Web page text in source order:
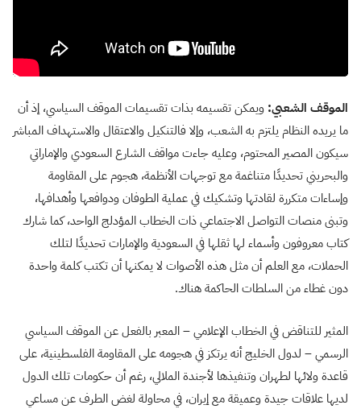
الموقف الشعبي: ويمكن تقسيمه بذات تقسيمات الموقف السياسي، إذ أن
ما يريده النظام يلتزم به الشعب، وإلا فالتنكيل والاعتقال والاستهداف المباشر
سيكون المصير المحتوم، وعليه جاءت مواقف الشارع السعودي والإماراتي
والبحريني تحديدًا متناغمة مع توجهات الأنظمة، هجوم على المقاومة
وإساءات متكررة لقادتها وتشكيك في عملية الطوفان ودوافعها وأهدافها،
وتبنى منصات التواصل الاجتماعي ذات الخطاب المؤدلج الواحد، كما شارك
كتاب معروفون وأسماء لها ثقلها في السعودية والإمارات تحديدًا لتلك
الحملات، مع العلم أن مثل هذه الأصوات لا يمكنها أن تكتب كلمة واحدة
دون غطاء من السلطات الحاكمة هناك.
المثير للتناقض في الخطاب الإعلامي – المعبر بالفعل عن الموقف السياسي
الرسمي – لدول الخليج أنه يرتكز في هجومه على المقاومة الفلسطينية، على
قاعدة ولائها لطهران وتنفيذها لأجندة الملالي، رغم أن حكومات تلك الدول
لديها علاقات جيدة وعميقة مع إيران، في محاولة لغض الطرف عن مساعي